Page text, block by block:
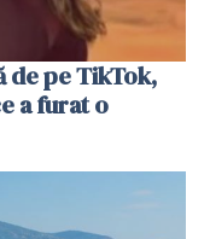
de pe TikTok,
a furat o